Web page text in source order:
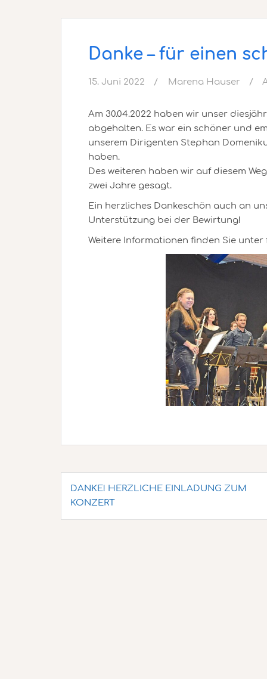
Danke – für einen
15. Juni 2022 Marena Hauser
Am 30.04.2022 haben wir unser
abgehalten. Es war ein schöner und
unserem Dirigenten Stephan
haben.
Des weiteren haben wir auf diesem
zwei Jahre gesagt.
Ein herzliches Dankeschön auch an
Unterstützung bei der Bewirtung!
Weitere Informationen finden Sie unter
DANKE! HERZLICHE EINLADUNG ZUM
KONZERT